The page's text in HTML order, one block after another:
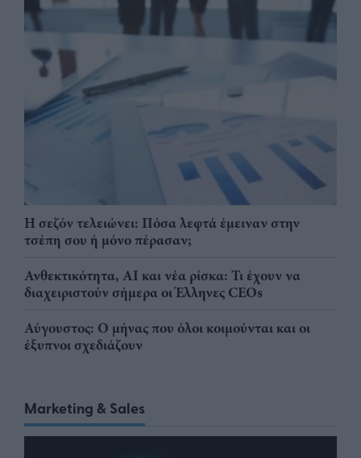
Η σεζόν τελειώνει: Πόσα λεφτά έμειναν στην
τσέπη σου ή μόνο πέρασαν;
Ανθεκτικότητα, AI και νέα ρίσκα: Τι έχουν να
διαχειριστούν σήμερα οι Έλληνες CEOs
Αύγουστος: Ο μήνας που όλοι κοιμούνται και οι
έξυπνοι σχεδιάζουν
Marketing & Sales